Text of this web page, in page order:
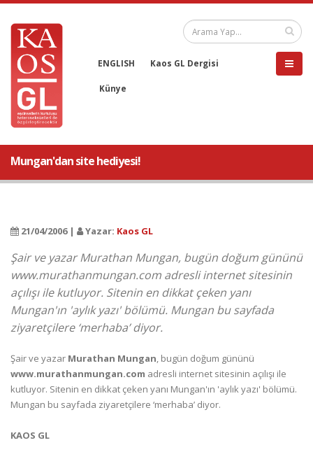
ENGLISH Kaos GL Dergisi
Künye
Mungan'dan site hediyesi!
21/04/2006 | Yazar: Kaos GL
Şair ve yazar Murathan Mungan, bugün doğum gününü
www.murathanmungan.com adresli internet sitesinin
açılışı ile kutluyor. Sitenin en dikkat çeken yanı
Mungan'ın 'aylık yazı' bölümü. Mungan bu sayfada
ziyaretçilere ‘merhaba’ diyor.
Şair ve yazar Murathan Mungan, bugün doğum gününü
www.murathanmungan.com adresli internet sitesinin açılışı ile
kutluyor. Sitenin en dikkat çeken yanı Mungan'ın 'aylık yazı' bölümü.
Mungan bu sayfada ziyaretçilere ‘merhaba’ diyor.
KAOS GL